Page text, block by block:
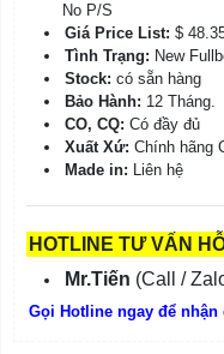
No P/S
Giá Price List: $
Tình Trạng: New
Stock: có sẵn hàng
Bảo Hành: 12 Tháng.
CO, CQ: Có đầy đủ
Xuất Xứ: Chính hãng
Made in: Liên hệ
HOTLINE TƯ VẤN
Mr.Tiến (Call /
Gọi Hotline ngay để nhận